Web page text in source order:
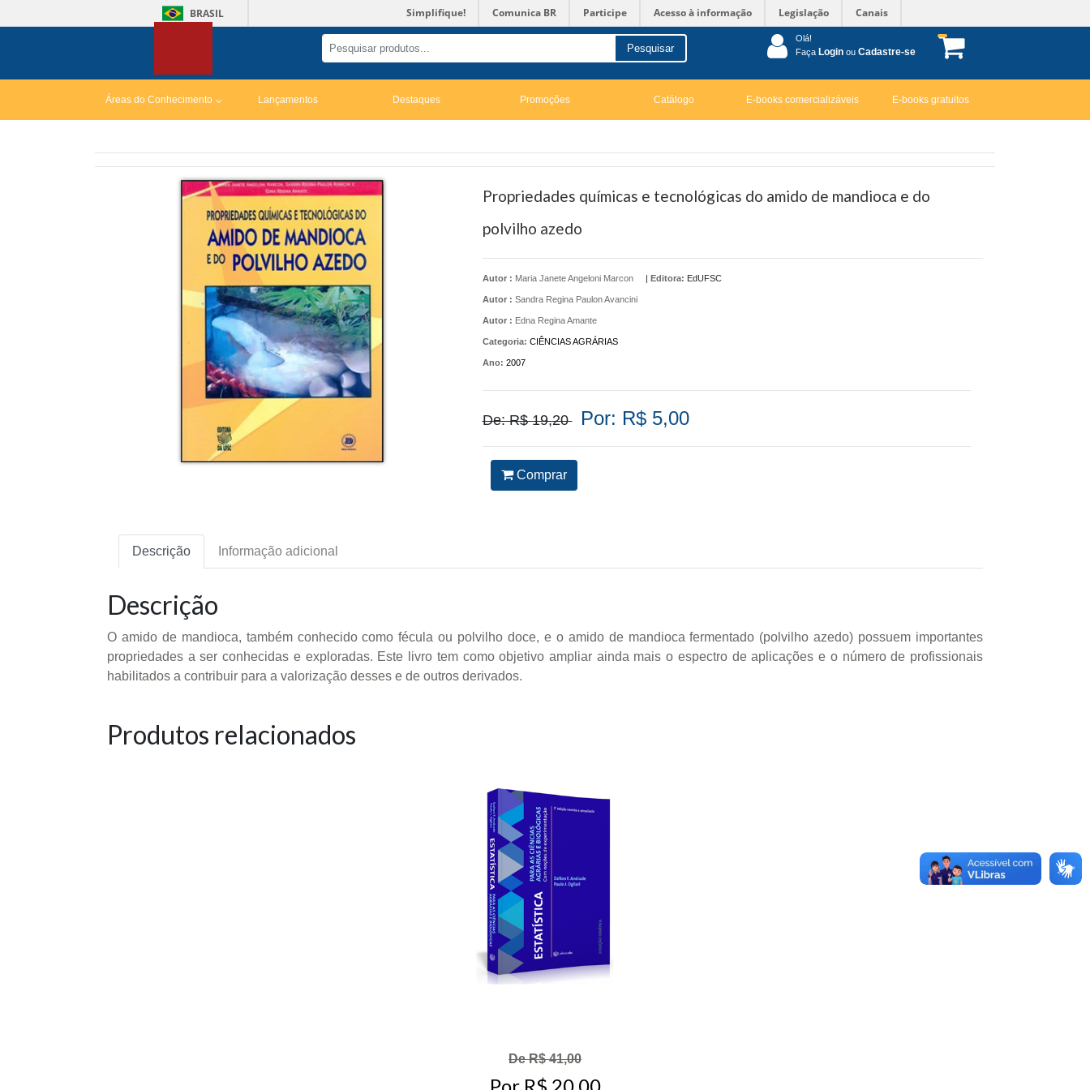
BRASIL Simplifique! Comunica BR Participe Acesso à informação Legislação Canais
Pesquisar
Olá!
Faça Login ou Cadastre-se
Áreas do Conhecimento Lançamentos Destaques Promoções Catálogo E-books comercializáveis E-books gratuitos
Propriedades químicas e tecnológicas do amido de mandioca e do
polvilho azedo
Autor : Maria Janete Angeloni Marcon
Autor : Sandra Regina Paulon Avancini
Autor : Edna Regina Amante
| Editora: EdUFSC
Categoria: CIÊNCIAS AGRÁRIAS
Ano: 2007
De: R$ 19,20 Por: R$ 5,00
Comprar
Descrição Informação adicional
Descrição
O amido de mandioca, também conhecido como fécula ou polvilho doce, e o amido de mandioca fermentado (polvilho azedo) possuem importantes
propriedades a ser conhecidas e exploradas. Este livro tem como objetivo ampliar ainda mais o espectro de aplicações e o número de profissionais
habilitados a contribuir para a valorização desses e de outros derivados.
Produtos relacionados
De R$ 41,00